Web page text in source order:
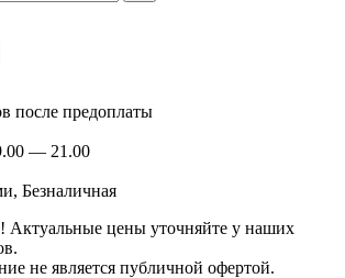
после предоплаты
— 21.00
Безналичная
Актуальные цены уточняйте у наших
не является публичной офертой.